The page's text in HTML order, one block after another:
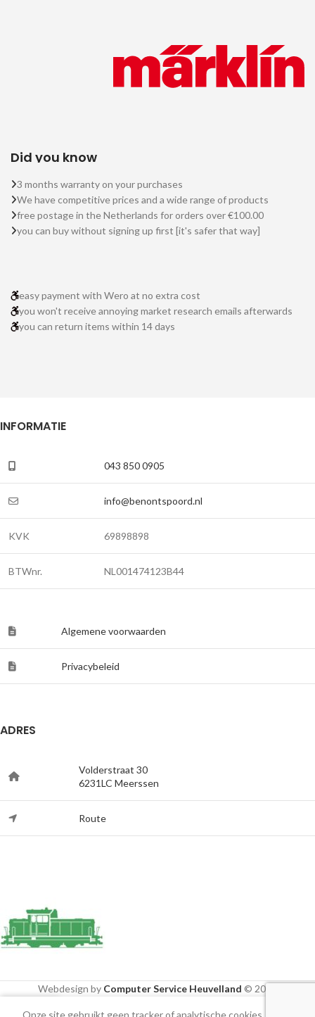
Did you know
3 months warranty on your purchases
We have competitive prices and a wide range of products
free postage in the Netherlands for orders over €100.00
you can buy without signing up first [it's safer that way]
easy payment with Wero at no extra cost
you won't receive annoying market research emails afterwards
you can return items within 14 days
INFORMATIE
043 850 0905
info@benontspoord.nl
KVK 69898898
BTWnr. NL001474123B44
Algemene voorwaarden
Privacybeleid
ADRES
Volderstraat 30
6231LC Meerssen
Route
Webdesign by Computer Service Heuvelland © 2020
Onze site gebruikt geen tracker of analytische cookies, alleen